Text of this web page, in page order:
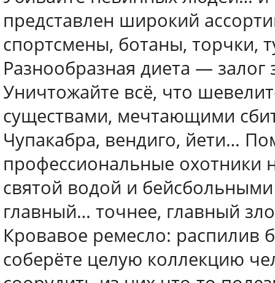
представлен широкий
спортсмены, ботаны, торчки,
Разнообразная диета —
Уничтожайте всё, что
существами, мечтающими
Чупакабра, вендиго, йети…
профессиональные
святой водой и
главный… точнее, главный
Кровавое ремесло: распилив
соберёте целую коллекцию